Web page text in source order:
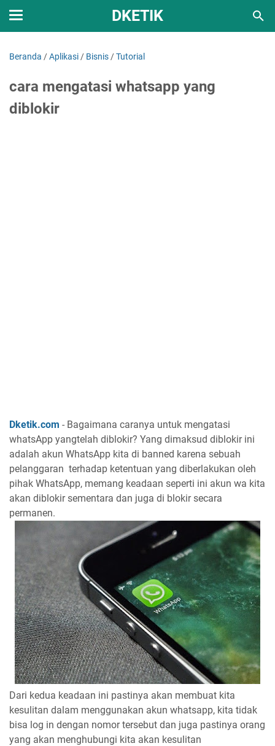
DKETIK
Beranda /Aplikasi / Bisnis /Tutorial
cara mengatasi whatsapp yang
diblokir
Dketik.com - Bagaimana caranya untuk mengatasi
whatsApp yangtelah diblokir? Yang dimaksud diblokir ini
adalah akun WhatsApp kita di banned karena sebuah
pelanggaran terhadap ketentuan yang diberlakukan oleh
pihak WhatsApp, memang keadaan seperti ini akun wa kita
akan diblokir sementara dan juga di blokir secara
permanen.
Dari kedua keadaan ini pastinya akan membuat kita
kesulitan dalam menggunakan akun whatsapp, kita tidak
bisa log in dengan nomor tersebut dan juga pastinya orang
yang akan menghubungi kita akan kesulitan